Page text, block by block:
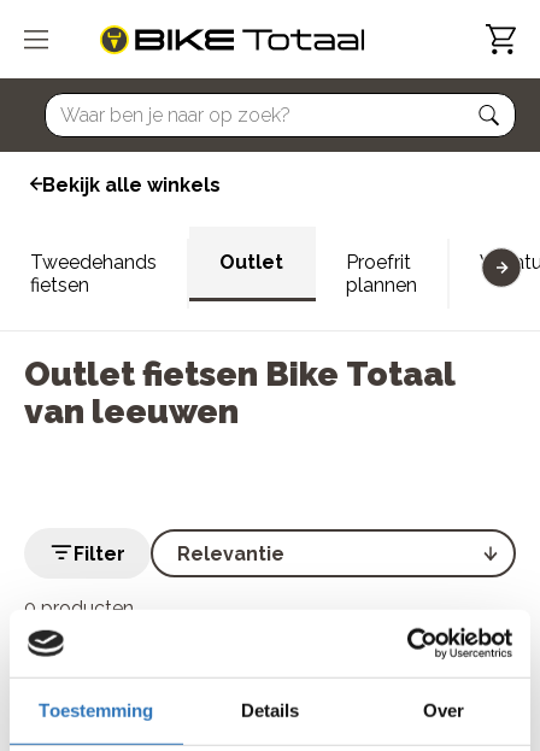
Toestemming Details Over
home
Bekijk alle winkels
Tweedehands
fietsen
Outlet
Proefrit
plannen
Outlet fietsen Bike Totaal
van leeuwen
0 producten
Filter
Geen producten gevonden die voldoen aan je selectie